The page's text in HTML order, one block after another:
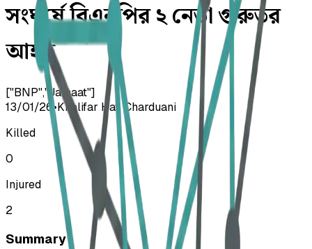
সংঘর্ষে বিএনপির ২ নেতা গুরুতর
আহত
["BNP","Jamaat"]
13/01/26 •Khalifar Hat, Charduani
Killed
0
Injured
2
Summary